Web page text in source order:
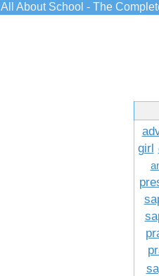
All About School - The
girl